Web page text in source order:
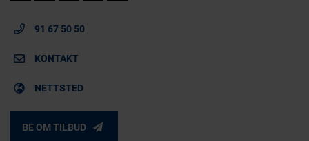
91 67 50 50
KONTAKT
NETTSTED
BE OM TILBUD